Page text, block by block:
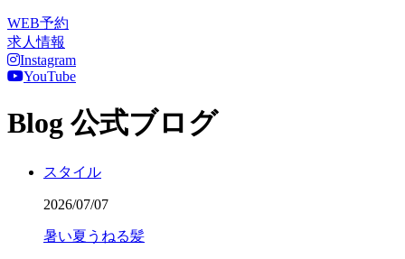
WEB予約
求人情報
Instagram
YouTube
Blog 公式ブログ
スタイル
2026/07/07
暑い夏うねる髪